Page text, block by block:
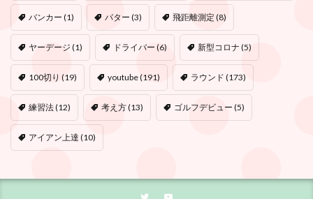
バンカー (1) パター (3) 飛距離測定 (8)
ヤーデージ (1) ドライバー (6) 新型コロナ (5)
100切り (19) youtube(191) ラウンド (173)
練習法(12) 考え方(13) ゴルフデビュー (5)
アイアン上達 (10)